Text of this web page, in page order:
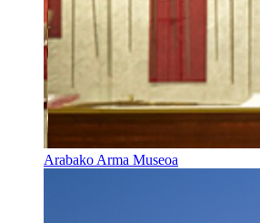
Arabako Arma Museoa